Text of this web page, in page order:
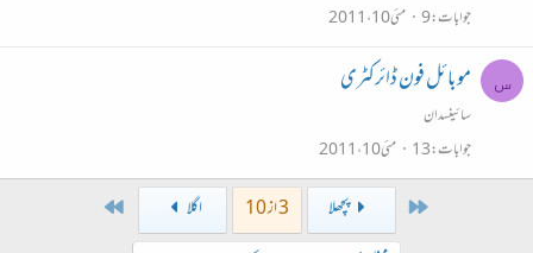
جوابات 9 مئی 10، 2011
س موبائل فون ڈائرکٹری
سائینسدان
جوابات 13 مئی 10، 2011
First پچھلا 3 از 10 اگلا